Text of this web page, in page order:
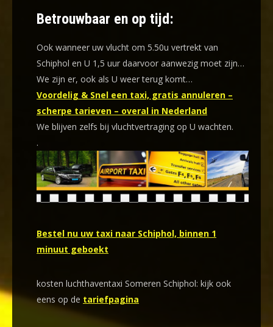
Betrouwbaar en op tijd:
Ook wanneer uw vlucht om 5.50u vertrekt van
Schiphol en U 1,5 uur daarvoor aanwezig moet zijn…
We zijn er, ook als U weer terug komt…
Voordelig & Snel een taxi, gratis annuleren –
scherpe tarieven – overal in Nederland
We blijven zelfs bij vluchtvertraging op U wachten.
.
Bestel nu uw taxi naar Schiphol, binnen 1
minuut geboekt
kosten luchthaventaxi Someren Schiphol: kijk ook
eens op de tariefpagina